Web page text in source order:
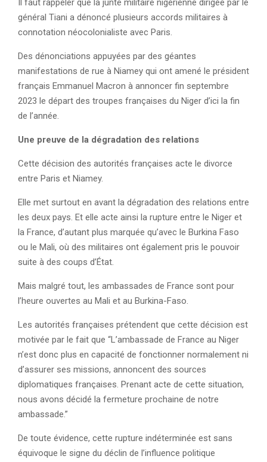
Il faut rappeler que la junte militaire nigérienne dirigée par le
général Tiani a dénoncé plusieurs accords militaires à
connotation néocolonialiste avec Paris.
Des dénonciations appuyées par des géantes
manifestations de rue à Niamey qui ont amené le président
français Emmanuel Macron à annoncer fin septembre
2023 le départ des troupes françaises du Niger d’ici la fin
de l’année.
Une preuve de la dégradation des relations
Cette décision des autorités françaises acte le divorce
entre Paris et Niamey.
Elle met surtout en avant la dégradation des relations entre
les deux pays. Et elle acte ainsi la rupture entre le Niger et
la France, d’autant plus marquée qu’avec le Burkina Faso
ou le Mali, où des militaires ont également pris le pouvoir
suite à des coups d’État.
Mais malgré tout, les ambassades de France sont pour
l’heure ouvertes au Mali et au Burkina-Faso.
Les autorités françaises prétendent que cette décision est
motivée par le fait que “L’ambassade de France au Niger
n’est donc plus en capacité de fonctionner normalement ni
d’assurer ses missions, annoncent des sources
diplomatiques françaises. Prenant acte de cette situation,
nous avons décidé la fermeture prochaine de notre
ambassade.”
De toute évidence, cette rupture indéterminée est sans
équivoque le signe du déclin de l’influence politique